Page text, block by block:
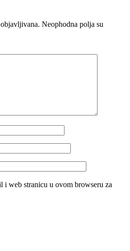
Neophodna polja su
i web stranicu u ovom browseru za